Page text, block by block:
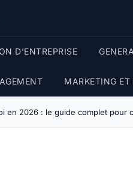
D’ENTREPRISE
MARKETING
en 2026 : le guide complet pour